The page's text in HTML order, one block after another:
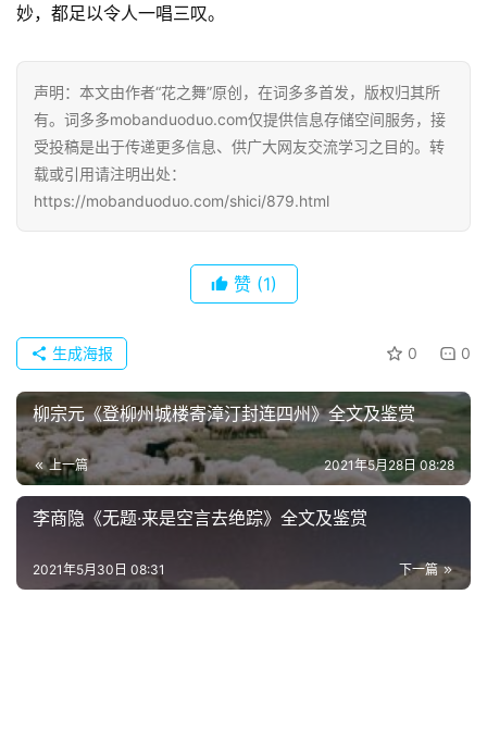
好
词
好
句
经
歌
词
妙，都足以令人一唱三叹。
声明：本文由作者“花之舞”原创，在词多多首发，版权归其所
有。词多多mobanduoduo.com仅提供信息存储空间服务，接
受投稿是出于传递更多信息、供广大网友交流学习之目的。转
载或引用请注明出处：
https://mobanduoduo.com/shici/879.html
赞 (1)
0 0
生成海报
柳宗元《登柳州城楼寄漳汀封连四州》全文及鉴赏
上一篇 2021年5月28日 08:28
李商隐《无题·来是空言去绝踪》全文及鉴赏
下一篇
2021年5月30日 08:31